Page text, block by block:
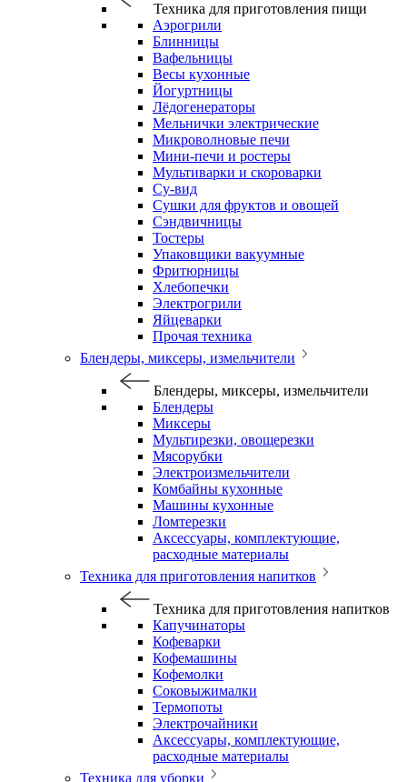
Техника для приготовления пищи
Аэрогрили
Блинницы
Вафельницы
Весы кухонные
Йогуртницы
Лёдогенераторы
Мельнички электрические
Микроволновые печи
Мини-печи и ростеры
Мультиварки и скороварки
Су-вид
Сушки для фруктов и овощей
Сэндвичницы
Тостеры
Упаковщики вакуумные
Фритюрницы
Хлебопечки
Электрогрили
Яйцеварки
Прочая техника
Блендеры, миксеры, измельчители
Блендеры, миксеры, измельчители
Блендеры
Миксеры
Мультирезки, овощерезки
Мясорубки
Электроизмельчители
Комбайны кухонные
Машины кухонные
Ломтерезки
Аксессуары, комплектующие,
расходные материалы
Техника для приготовления напитков
Техника для приготовления напитков
Капучинаторы
Кофеварки
Кофемашины
Кофемолки
Соковыжималки
Термопоты
Электрочайники
Аксессуары, комплектующие,
расходные материалы
Техника для уборки